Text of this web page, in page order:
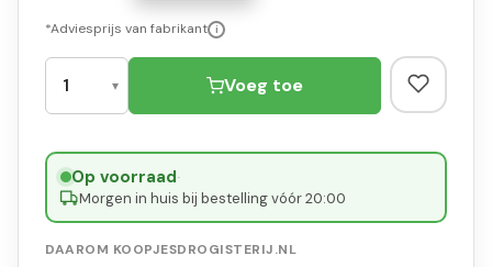
*Adviesprijs van fabrikant i
Voeg toe
Op voorraad·
Morgen in huis bij bestelling vóór 20:00
DAAROM KOOPJESDROGISTERIJ.NL